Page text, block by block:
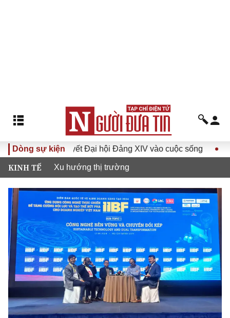
Dòng sự kiện
Nghị quyết Đại hội Đảng XIV vào cuộc sống Hướng
KINH TẾ Xu hướng thị trường